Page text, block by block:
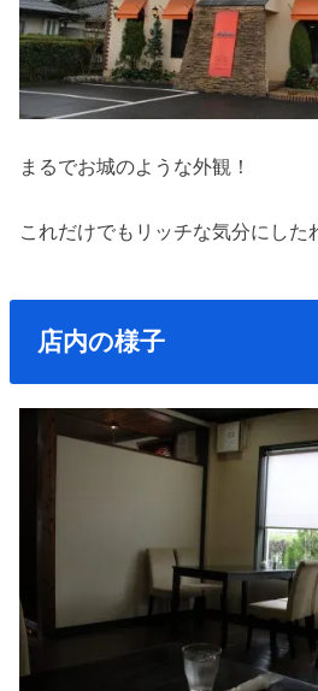
まるでお城のような外観！
これだけでもリッチな気分にした
店内の様子